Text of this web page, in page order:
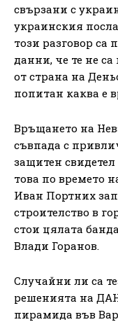
свързани с
украинския
този разговор са
данни, че те не
от страна на
попитан каква е
Връщането на
съвпада с
защитен
това по времето
Иван Портних
строителство в
стои цялата
Влади Горанов.
Случайни ли са
решенията на
пирамида във